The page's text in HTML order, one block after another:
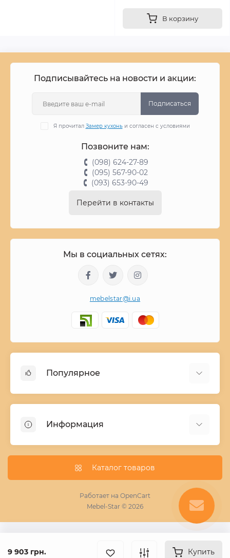
9 903 грн. Купить
В корзину
Подписывайтесь на новости и акции:
Подписаться
Я прочитал Замер кухоньи согласен с условиями
Позвоните нам:
(098) 624-27-89
(095) 567-90-02
(093) 653-90-49
Перейти в контакты
Мы в социальных сетях:
mebelstar@i.ua
Популярное
Шкафы купе ширина 90-210 cм высота 220 cм
Комоды из дерева
Кухни
Информация
Условия поставки мебели
Фотопечать для шкафа купе
Пескоструй
Статьи
Каталог товаров
Работает на OpenCart
Mebel-Star © 2026